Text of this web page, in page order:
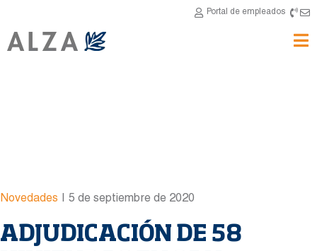
Portal de empleados
Novedades | 5 de septiembre de 2020
ADJUDICACIÓN DE 58